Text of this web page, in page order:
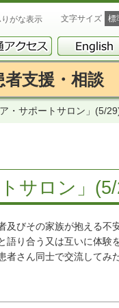
がな表示 文字サイズ 標
者支援・相談
ア・サポートサロン」(5/
サロン」
及びその家族が抱える
語り合う又は互いに体験
者さん同士で交流してみ